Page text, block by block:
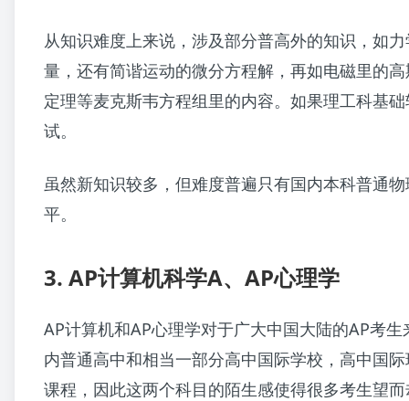
从知识难度上来说，涉及部分普高外的知识，如
量，还有简谐运动的微分方程解，再如电磁里的
定理等麦克斯韦方程组里的内容。如果理工科基
试。
虽然新知识较多，但难度普遍只有国内本科普通物
平。
3. AP计算机科学A、AP心理学
AP计算机和AP心理学对于广大中国大陆的AP考
内普通高中和相当一部分高中国际学校，高中国
课程，因此这两个科目的陌生感使得很多考生望